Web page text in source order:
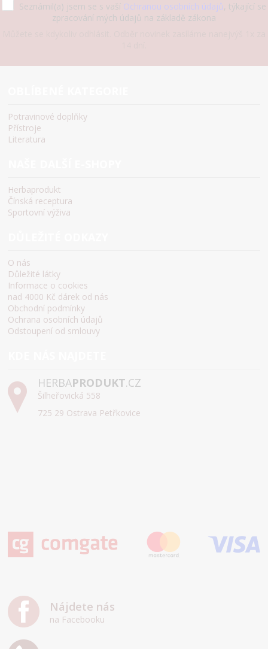
Seznámil(a) jsem se s vaší Ochranou osobních údajů, týkající se
zpracování mých údajů na základě zákona
Potravinové doplňky
Přístroje
Literatura
Herbaprodukt
Čínská receptura
Sportovní výživa
O nás
Důležité látky
Informace o cookies
nad 4000 Kč dárek od nás
Obchodní podmínky
Ochrana osobních údajů
Odstoupení od smlouvy
HERBAPRODUKT.CZ
Šilheřovická 558
725 29 Ostrava Petřkovice
Nájdete nás
na Facebooku